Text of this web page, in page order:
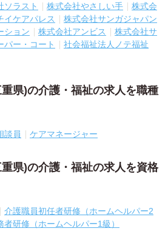
ソラスト 株式会社やさしい手
株式会
イケアパレス
株式会社サンガジャパン
ション
株式会社アンビス
株式会社サ
パー・コート
社会福祉法人ノテ福祉
県)の介護・福祉の求人を職種
談員 ケアマネージャー
県)の介護・福祉の求人を資格
介護職員初任者研修（ホームヘルパー2
者研修（ホームヘルパー1級）